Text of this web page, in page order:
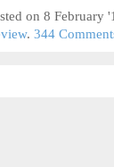
on 8 February
. 344